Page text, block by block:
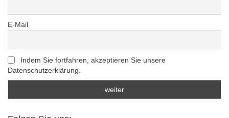
E-Mail
Indem Sie fortfahren, akzeptieren Sie unsere
Datenschutzerklärung.